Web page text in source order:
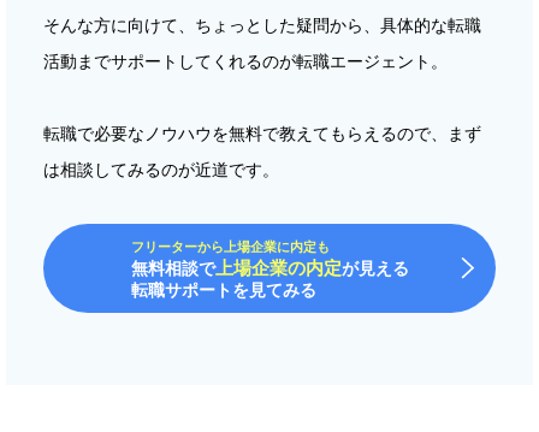
そんな方に向けて、ちょっとした疑問から、具体的な転職
活動までサポートしてくれるのが転職エージェント。
転職で必要なノウハウを無料で教えてもらえるので、まず
は相談してみるのが近道です。
フリーターから上場企業に内定も
無料相談で上場企業の内定が見える
転職サポートを見てみる